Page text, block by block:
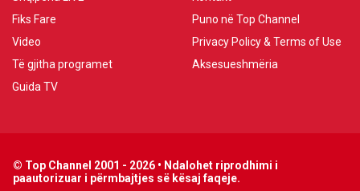
Fiks Fare
Video
Të gjitha programet
Guida TV
Puno në Top Channel
Privacy Policy & Terms of Use
Aksesueshmëria
© Top Channel 2001 - 2026 • Ndalohet riprodhimi i
paautorizuar i përmbajtjes së kësaj faqeje.